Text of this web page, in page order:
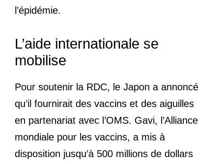
l’épidémie.
L’aide internationale se
mobilise
Pour soutenir la RDC, le Japon a annoncé
qu’il fournirait des vaccins et des aiguilles
en partenariat avec l’OMS. Gavi, l’Alliance
mondiale pour les vaccins, a mis à
disposition jusqu’à 500 millions de dollars